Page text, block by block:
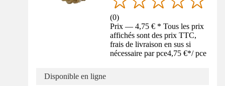
(0)
Prix — 4,75 € * Tous les prix
affichés sont des prix TTC,
frais de livraison en sus si
nécessaire par pce4,75 €*/ pce
Disponible en ligne